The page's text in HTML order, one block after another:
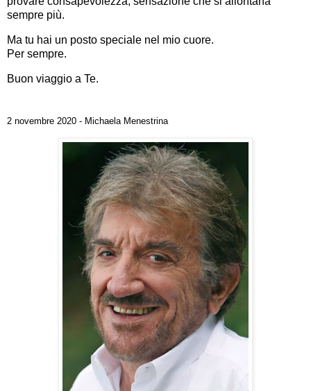
sempre più.
Ma tu hai un posto speciale nel mio cuore.
Per sempre.
Buon viaggio a Te.
2 novembre 2020 - Michaela Menestrina